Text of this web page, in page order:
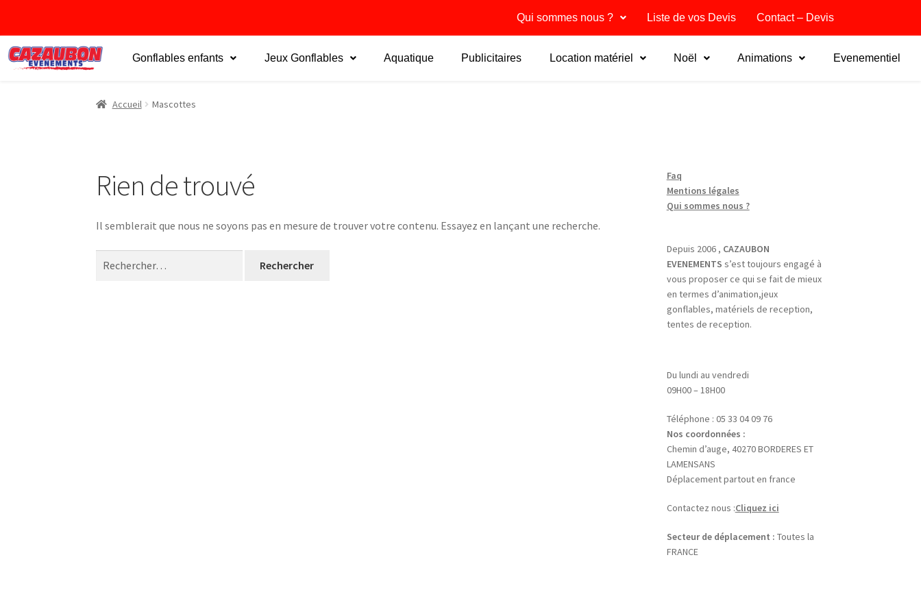
Qui sommes nous ? Liste de vos Devis Contact – Devis
Gonflables enfants Jeux Gonflables Aquatique Publicitaires Location matériel Noël Animations Evenementiel
Accueil Mascottes
Rien de trouvé
Il semblerait que nous ne soyons pas en mesure de trouver votre contenu. Essayez en lançant une recherche.
Faq
Mentions légales
Qui sommes nous ?
Depuis 2006 , CAZAUBON
EVENEMENTS s’est toujours engagé à
vous proposer ce qui se fait de mieux
en termes d’animation,jeux
gonflables, matériels de reception,
tentes de reception.
Du lundi au vendredi
09H00 – 18H00
Téléphone : 05 33 04 09 76
Nos coordonnées :
Chemin d’auge, 40270 BORDERES ET
LAMENSANS
Déplacement partout en france
Contactez nous :Cliquez ici
Secteur de déplacement : Toutes la
FRANCE